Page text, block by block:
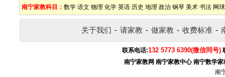
南宁家教科目： 数学 语文 物理 化学 英语 历史 地理 政治 钢琴 美术 书法 网球
关于我们 - 请家教 - 做家教 - 收费标准 -
联系电话:132 5773 6390(微信同号)
南宁家教网 南宁家教中心 南宁数学家
南